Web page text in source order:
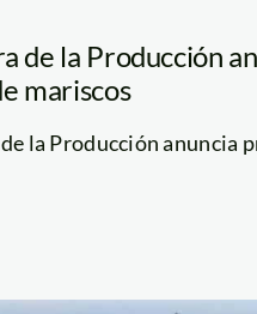
de la Producción
mariscos
la Producción anuncia